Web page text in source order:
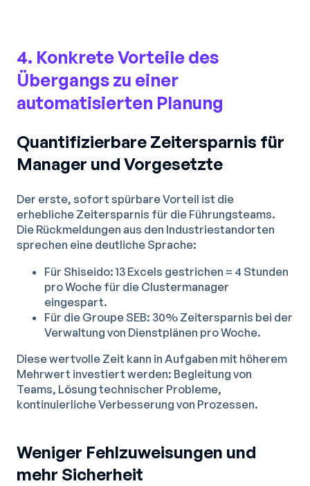
4. Konkrete Vorteile des
Übergangs zu einer
automatisierten Planung
Quantifizierbare Zeitersparnis für
Manager und Vorgesetzte
Der erste, sofort spürbare Vorteil ist die
erhebliche Zeitersparnis für die Führungsteams.
Die Rückmeldungen aus den Industriestandorten
sprechen eine deutliche Sprache:
Für Shiseido: 13 Excels gestrichen = 4 Stunden
pro Woche für die Clustermanager
eingespart.
Für die Groupe SEB: 30% Zeitersparnis bei der
Verwaltung von Dienstplänen pro Woche.
Diese wertvolle Zeit kann in Aufgaben mit höherem
Mehrwert investiert werden: Begleitung von
Teams, Lösung technischer Probleme,
kontinuierliche Verbesserung von Prozessen.
Weniger Fehlzuweisungen und
mehr Sicherheit